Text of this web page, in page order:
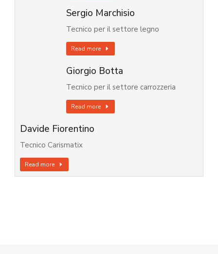
Sergio Marchisio
Tecnico per il settore legno
Read more
Giorgio Botta
Tecnico per il settore carrozzeria
Read more
Davide Fiorentino
Tecnico Carismatix
Read more